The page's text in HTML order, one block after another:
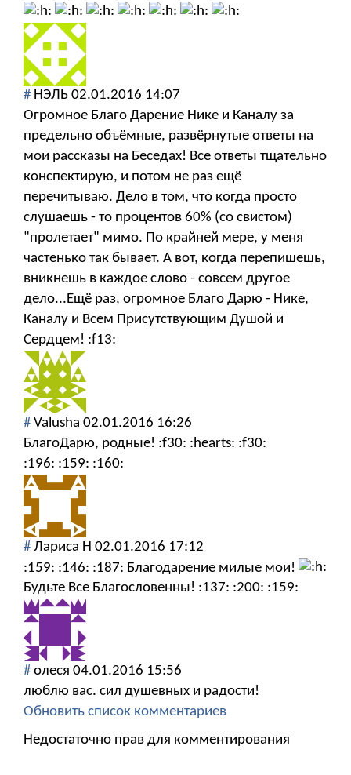
# НЭЛЬ 02.01.2016 14:07
Огромное Благо Дарение Нике и Каналу за
предельно объёмные, развёрнутые ответы на
мои рассказы на Беседах! Все ответы тщательно
конспектирую, и потом не раз ещё
перечитываю. Дело в том, что когда просто
слушаешь - то процентов 60% (со свистом)
"пролетает" мимо. По крайней мере, у меня
частенько так бывает. А вот, когда перепишешь,
вникнешь в каждое слово - совсем другое
дело...Ещё раз, огромное Благо Дарю - Нике,
Каналу и Всем Присутствующим Душой и
Сердцем! :f13:
# Valusha 02.01.2016 16:26
БлагоДарю, родные! :f30: :hearts: :f30:
:196: :159: :160:
# Лариса Н 02.01.2016 17:12
:159: :146: :187: Благодарение милые мои!
Будьте Все Благословенны! :137: :200: :159:
# олеся 04.01.2016 15:56
люблю вас. сил душевных и радости!
Обновить список комментариев
Недостаточно прав для комментирования